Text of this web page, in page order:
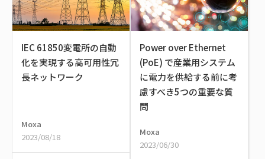
IEC 61850変電所の自動
化を実現する高可用性冗
長ネットワーク
Moxa
2023/08/18
Power over Ethernet
(PoE) で産業用システム
に電力を供給する前に考
慮すべき5つの重要な質
問
Moxa
2023/06/30